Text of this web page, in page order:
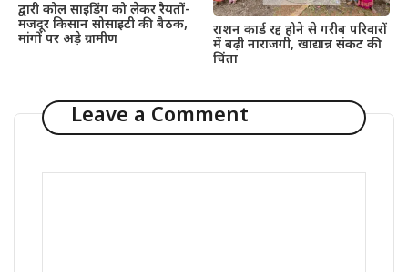
द्वारी कोल साइडिंग को लेकर रैयतों-
मजदूर किसान सोसाइटी की बैठक,
मांगों पर अड़े ग्रामीण
राशन कार्ड रद्द होने से गरीब परिवारों
में बढ़ी नाराजगी, खाद्यान्न संकट की
चिंता
Leave a Comment